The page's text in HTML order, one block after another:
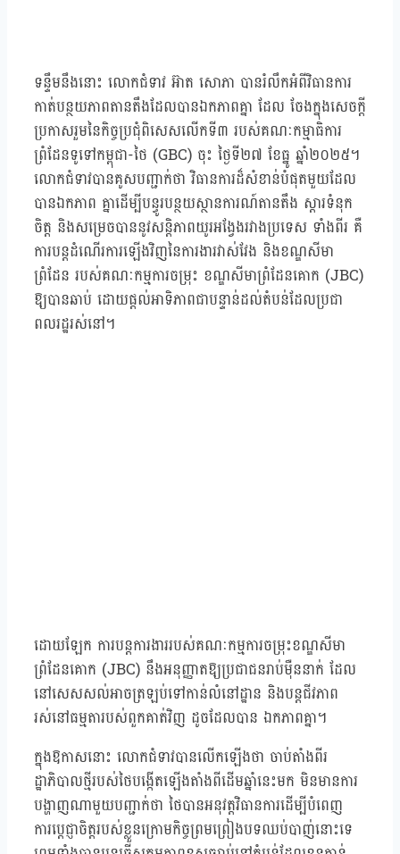
ទន្ទឹមនឹងនោះ លោកជំទាវ អ៊ាត សោភា បានរំលឹកអំពីវិធានការ
កាត់បន្ថយភាពតានតឹងដែលបានឯកភាពគ្នា ដែល ចែងក្នុងសេចក្តី
ប្រកាសរួមនៃកិច្ចប្រជុំពិសេសលើកទី៣ របស់គណៈកម្មាធិការ
ព្រំដែនទូទៅកម្ពុជា-ថៃ (GBC) ចុះ ថ្ងៃទី២៧ ខែធ្នូ ឆ្នាំ២០២៥។
លោកជំទាវបានគូសបញ្ជាក់ថា វិធានការដ៏សំខាន់បំផុតមួយដែល
បានឯកភាព គ្នាដើម្បីបន្ធូរបន្ថយស្ថានការណ៍តានតឹង ស្តារទំនុក
ចិត្ត និងសម្រេចបាននូវសន្តិភាពយូរអង្វែងរវាងប្រទេស ទាំងពីរ គឺ
ការបន្តដំណើរការឡើងវិញនៃការងារវាស់វែង និងខណ្ឌសីមា
ព្រំដែន របស់គណៈកម្មការចម្រុះ ខណ្ឌសីមាព្រំដែនគោក (JBC)
ឱ្យបានឆាប់ ដោយផ្តល់អាទិភាពជាបន្ទាន់ដល់តំបន់ដែលប្រជា
ពលរដ្ឋរស់នៅ។
ដោយឡែក ការបន្តការងាររបស់គណៈកម្មការចម្រុះខណ្ឌសីមា
ព្រំដែនគោក (JBC) នឹងអនុញ្ញាតឱ្យប្រជាជនរាប់ម៉ឺននាក់ ដែល
នៅសេសសល់អាចត្រឡប់ទៅកាន់លំនៅដ្ឋាន និងបន្តជីវភាព
រស់នៅធម្មតារបស់ពួកគាត់វិញ ដូចដែលបាន ឯកភាពគ្នា។
ក្នុងឱកាសនោះ លោកជំទាវបានលើកឡើងថា ចាប់តាំងពីរ
ដ្ឋាភិបាលថ្មីរបស់ថៃបង្កើតឡើងតាំងពីដើមឆ្នាំនេះមក មិនមានការ
បង្ហាញណាមួយបញ្ជាក់ថា ថៃបានអនុវត្តវិធានការដើម្បីបំពេញ
ការប្តេជ្ញាចិត្តរបស់ខ្លួនក្រោមកិច្ចព្រមព្រៀងបទឈប់បាញ់នោះទេ